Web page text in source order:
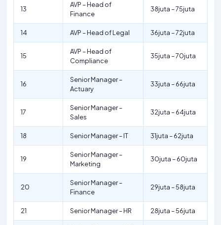
13
AVP – Head of
Finance
38juta – 75juta
14 AVP – Head of Legal 36juta – 72juta
15
AVP – Head of
Compliance
35juta – 70juta
16
Senior Manager –
Actuary
33juta – 66juta
17
Senior Manager –
Sales
32juta – 64juta
18 Senior Manager – IT 31juta – 62juta
19
Senior Manager –
Marketing
30juta – 60juta
20
Senior Manager –
Finance
29juta – 58juta
21 Senior Manager – HR 28juta – 56juta